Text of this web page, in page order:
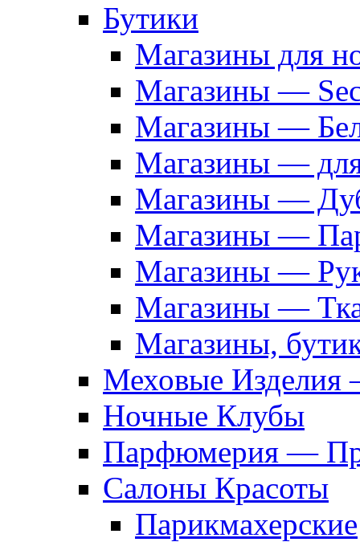
Бутики
Магазины для
Магазины —
Магазины —
Магазины —
Магазины —
Магазины —
Магазины —
Магазины —
Магазины,
Меховые Изделия
Ночные Клубы
Парфюмерия —
Салоны Красоты
Парикмахерские